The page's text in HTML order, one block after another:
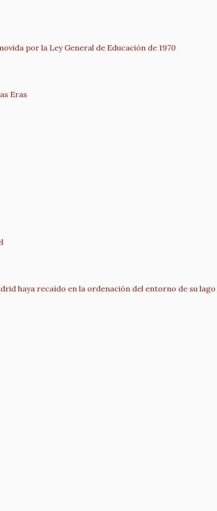
por la Ley General de Educación de 1970
Eras
haya recaído en la ordenación del entorno de su lago